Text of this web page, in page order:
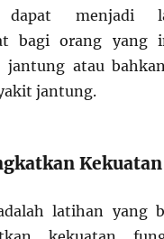
dapat menjadi
bagi orang yang
jantung atau
jantung.
latihan yang